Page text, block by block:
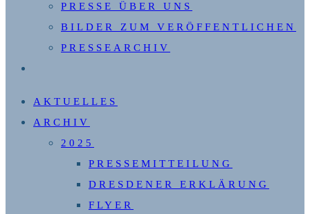
PRESSE ÜBER UNS
BILDER ZUM VERÖFFENTLICHEN
PRESSEARCHIV
UMSCHALTEN
AKTUELLES
ARCHIV
2025
PRESSEMITTEILUNG
DRESDENER ERKLÄRUNG
FLYER